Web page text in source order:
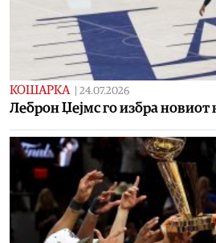
КОШАРКА 24.07.2026
Леброн Џејмс го избра новиот